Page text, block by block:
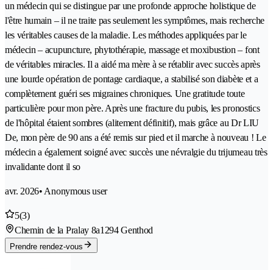
un médecin qui se distingue par une profonde approche holistique de
l'être humain – il ne traite pas seulement les symptômes, mais recherche
les véritables causes de la maladie. Les méthodes appliquées par le
médecin – acupuncture, phytothérapie, massage et moxibustion – font
de véritables miracles. Il a aidé ma mère à se rétablir avec succès après
une lourde opération de pontage cardiaque, a stabilisé son diabète et a
complètement guéri ses migraines chroniques. Une gratitude toute
particulière pour mon père. Après une fracture du pubis, les pronostics
de l'hôpital étaient sombres (alitement définitif), mais grâce au Dr LIU
De, mon père de 90 ans a été remis sur pied et il marche à nouveau ! Le
médecin a également soigné avec succès une névralgie du trijumeau très
invalidante dont il so
avr. 2026• Anonymous user
5(3)
Chemin de la Pralay 8a1294 Genthod
Prendre rendez-vous